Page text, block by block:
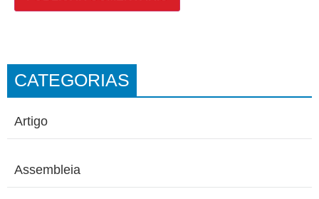
CATEGORIAS
Artigo
Assembleia